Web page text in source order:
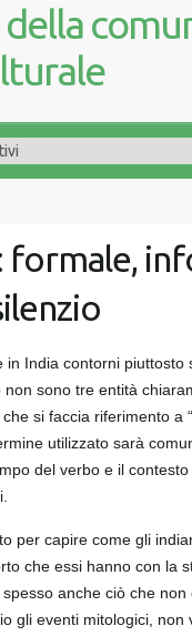
formale,
in India contorni piuttosto
sono tre entità
si faccia riferimento a
utilizzato sarà
del verbo e il
per capire come gli
che essi hanno con la
anche ciò che non
gli eventi mitologici, non